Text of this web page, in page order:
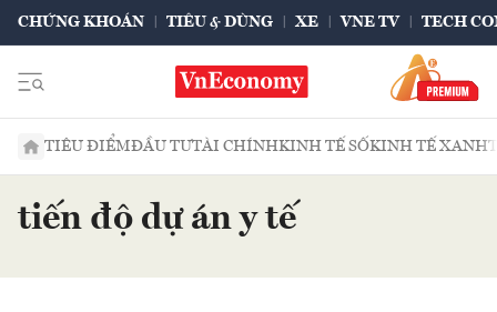
CHỨNG KHOÁN TIÊU & DÙNG XE VNE TV TECH
TIÊU ĐIỂMĐẦU TƯTÀI CHÍNHKINH TẾ SỐKINH TẾ XANH
tiến độ dự án y tế